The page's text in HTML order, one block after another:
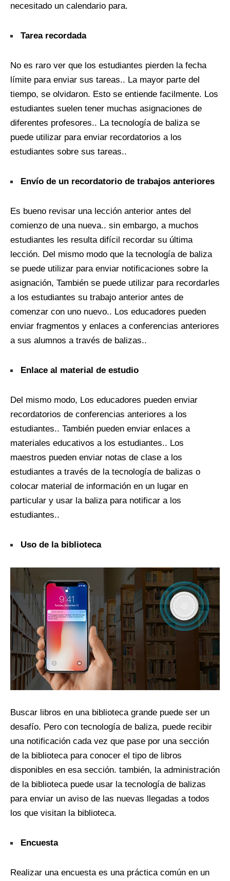
necesitado un calendario para.
Tarea recordada
No es raro ver que los estudiantes pierden la fecha
límite para enviar sus tareas.. La mayor parte del
tiempo, se olvidaron. Esto se entiende facilmente. Los
estudiantes suelen tener muchas asignaciones de
diferentes profesores.. La tecnología de baliza se
puede utilizar para enviar recordatorios a los
estudiantes sobre sus tareas..
Envío de un recordatorio de trabajos anteriores
Es bueno revisar una lección anterior antes del
comienzo de una nueva.. sin embargo, a muchos
estudiantes les resulta difícil recordar su última
lección. Del mismo modo que la tecnología de baliza
se puede utilizar para enviar notificaciones sobre la
asignación, También se puede utilizar para recordarles
a los estudiantes su trabajo anterior antes de
comenzar con uno nuevo.. Los educadores pueden
enviar fragmentos y enlaces a conferencias anteriores
a sus alumnos a través de balizas..
Enlace al material de estudio
Del mismo modo, Los educadores pueden enviar
recordatorios de conferencias anteriores a los
estudiantes.. También pueden enviar enlaces a
materiales educativos a los estudiantes.. Los
maestros pueden enviar notas de clase a los
estudiantes a través de la tecnología de balizas o
colocar material de información en un lugar en
particular y usar la baliza para notificar a los
estudiantes..
Uso de la biblioteca
Buscar libros en una biblioteca grande puede ser un
desafío. Pero con tecnología de baliza, puede recibir
una notificación cada vez que pase por una sección
de la biblioteca para conocer el tipo de libros
disponibles en esa sección. también, la administración
de la biblioteca puede usar la tecnología de balizas
para enviar un aviso de las nuevas llegadas a todos
los que visitan la biblioteca.
Encuesta
Realizar una encuesta es una práctica común en un